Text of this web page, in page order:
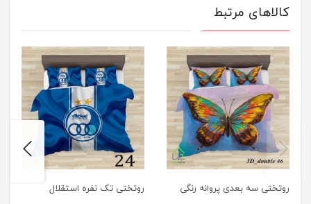
کالاهای مرتبط
روتختی سه بعدی پروانه رنگی روتختی تک نفره استقلال
previus